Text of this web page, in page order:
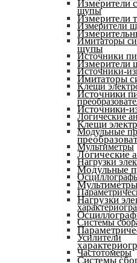
щупы
Измерители
Имитаторы
Источники
Источники-
Клещи
Логические
Модульные
Мультиметры
Нагрузки
Системы
Усилители
Частотомеры
Измерители
Измерители
щупы
Измерители
Имитаторы
Источники
Источники-
Клещи
Логические
Модульные
Мультиметры
Нагрузки
Системы